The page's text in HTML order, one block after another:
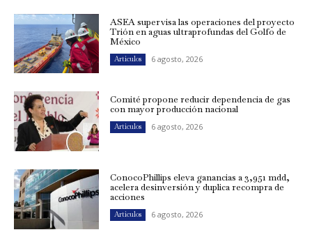
ASEA supervisa las operaciones del proyecto
Trión en aguas ultraprofundas del Golfo de
México
Artículos 6 agosto, 2026
Comité propone reducir dependencia de gas
con mayor producción nacional
Artículos 6 agosto, 2026
ConocoPhillips eleva ganancias a 3,951 mdd,
acelera desinversión y duplica recompra de
acciones
Artículos 6 agosto, 2026